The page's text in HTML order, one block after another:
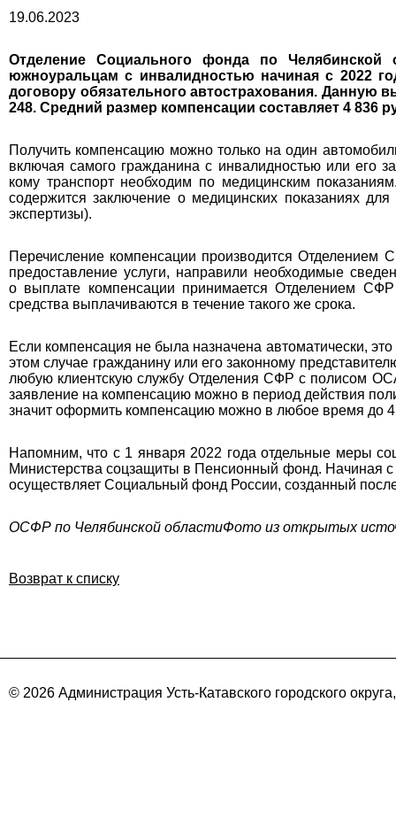
19.06.2023
Отделение Социального фонда по
южноуральцам с инвалидностью начиная с 2022
договору обязательного автострахования. Данную
248. Средний размер компенсации составляет 4 836
Получить компенсацию можно только на один
включая самого гражданина с инвалидностью или его
кому транспорт необходим по медицинским
содержится заключение о медицинских показаниях
экспертизы).
Перечисление компенсации производится Отделением
предоставление услуги, направили необходимые
о выплате компенсации принимается Отделением
средства выплачиваются в течение такого же срока.
Если компенсация не была назначена автоматически,
этом случае гражданину или его законному
любую клиентскую службу Отделения СФР с полисом
заявление на компенсацию можно в период действия
значит оформить компенсацию можно в любое время до
Напомним, что с 1 января 2022 года отдельные меры
Министерства соцзащиты в Пенсионный фонд. Начиная
осуществляет Социальный фонд России, созданный
ОСФР по Челябинской областиФото из открытых
Возврат к списку
© 2026 Администрация Усть-Катавского городского